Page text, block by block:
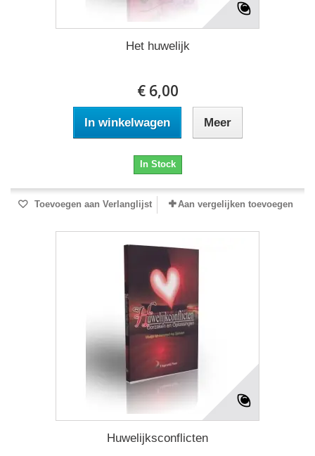
Het huwelijk
€ 6,00
In winkelwagen Meer
In Stock
Toevoegen aan Verlanglijst Aan vergelijken toevoegen
Huwelijksconflicten